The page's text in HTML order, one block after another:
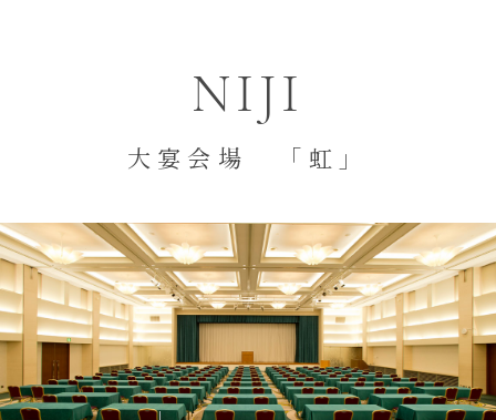
NIJI
大宴会場 「虹」